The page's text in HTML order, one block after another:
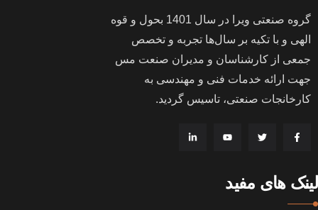
گروه صنعتی ویرا در سال
بحول و قوه
الهی و با تکیه بر سال‌ها تجربه و تخصص
جمعی از کارشناسان و مدیران صنعت مس
جهت ارائه خدمات فنی و مهندسی به
کارخانجات صنعتی، تاسیس گردید.
لینک های مفید